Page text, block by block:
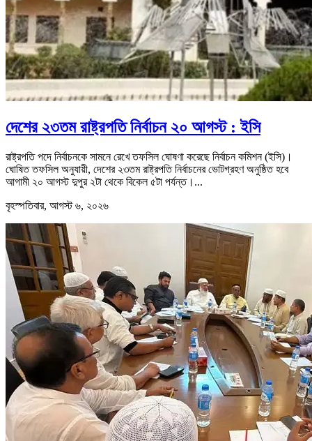
দেশের ২৩তম রাষ্ট্রপতি নির্বাচন ২০ আগস্ট : ইসি
রাষ্ট্রপতি পদে নির্বাচনকে সামনে রেখে তফসিল ঘোষণা করেছে নির্বাচন কমিশন (ইসি)।
ঘোষিত তফসিল অনুযায়ী, দেশের ২৩তম রাষ্ট্রপতি নির্বাচনের ভোটগ্রহণ অনুষ্ঠিত হবে
আগামী ২০ আগস্ট দুপুর ২টা থেকে বিকেল ৫টা পর্যন্ত।...
বৃহস্পতিবার, আগস্ট ৬, ২০২৬